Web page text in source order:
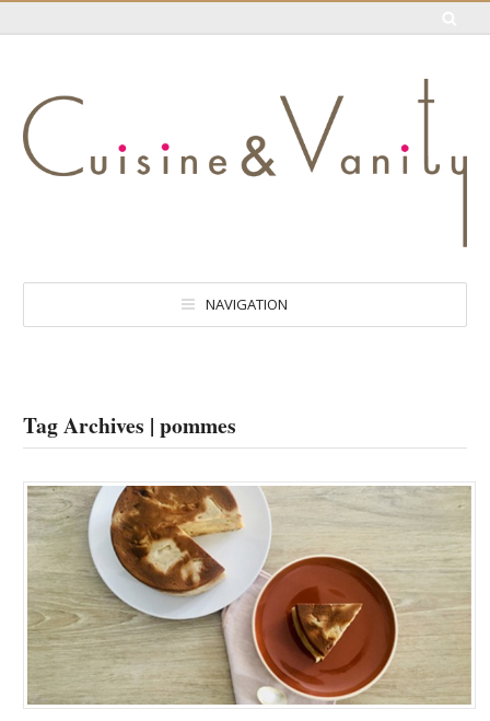
NAVIGATION
Tag Archives | pommes